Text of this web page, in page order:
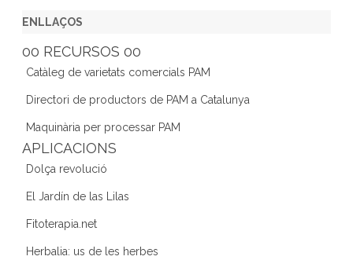
c
e
b
o
o
k
er gr
a
m
dI
n
ENLLAÇOS
00 RECURSOS 00
Catàleg de varietats comercials PAM
Directori de productors de PAM a Catalunya
Maquinària per processar PAM
APLICACIONS
Dolça revolució
El Jardín de las Lilas
Fitoterapia.net
Herbalia: us de les herbes